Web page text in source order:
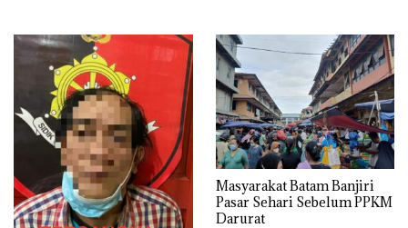
Masyarakat Batam Banjiri
Pasar Sehari Sebelum PPKM
Darurat